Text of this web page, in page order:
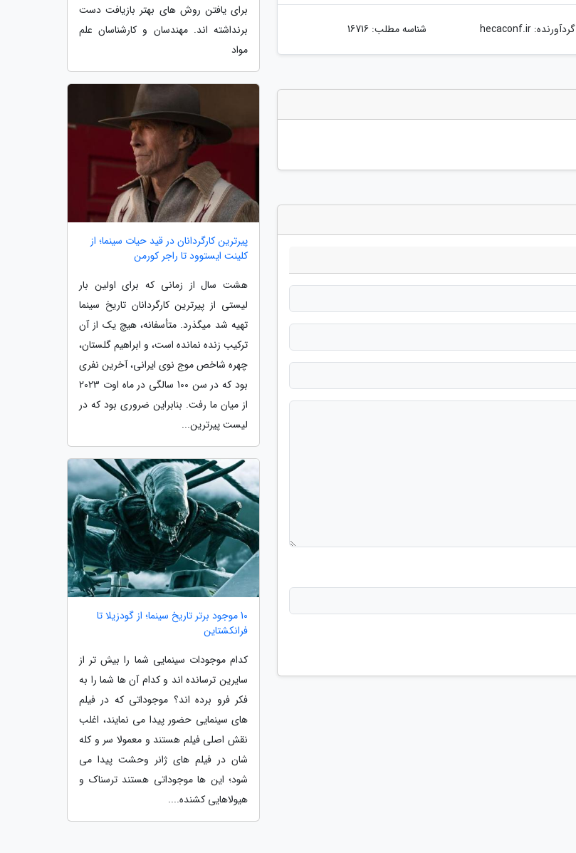
گردآورنده:hecaconf.ir شناسه مطلب: 16716
برای یافتن روش های بهتر بازیافت دست
برنداشته اند. مهندسان و کارشناسان علم
مواد
پیرترین کارگردانان در قید حیات سینما؛ از
کلینت ایستوود تا راجر کورمن
هشت سال از زمانی که برای اولین بار
لیستی از پیرترین کارگردانان تاریخ سینما
تهیه شد میگذرد. متأسفانه، هیچ یک از آن
ترکیب زنده نمانده است، و ابراهیم گلستان،
چهره شاخص موج نوی ایرانی، آخرین نفری
بود که در سن 100 سالگی در ماه اوت 2023
از میان ما رفت. بنابراین ضروری بود که در
لیست پیرترین...
10 موجود برتر تاریخ سینما؛ از گودزیلا تا
فرانکشتاین
کدام موجودات سینمایی شما را بیش تر از
سایرین ترسانده اند و کدام آن ها شما را به
فکر فرو برده اند؟ موجوداتی که در فیلم
های سینمایی حضور پیدا می نمایند، اغلب
نقش اصلی فیلم هستند و معمولا سر و کله
شان در فیلم های ژانر وحشت پیدا می
شود؛ این ها موجوداتی هستند ترسناک و
هیولاهایی کشنده....